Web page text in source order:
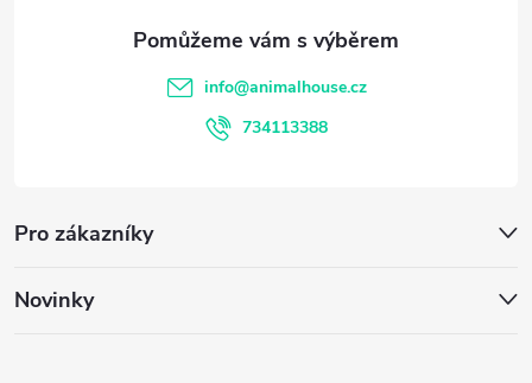
Pro zákazníky
Novinky
info@animalhouse.cz
734113388